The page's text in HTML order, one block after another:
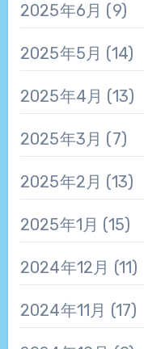
2025年6月 (9)
2025年5月 (14)
2025年4月 (13)
2025年3月 (7)
2025年2月 (13)
2025年1月 (15)
2024年12月 (11)
2024年11月 (17)